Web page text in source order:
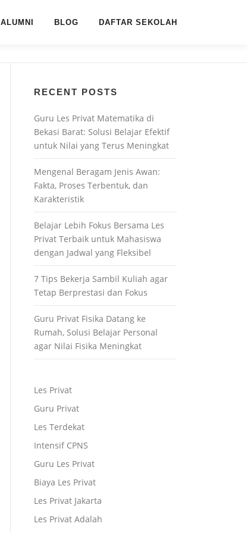
BLOG DAFTAR SEKOLAH
RECENT POSTS
Guru Les Privat Matematika di
Bekasi Barat: Solusi Belajar Efektif
untuk Nilai yang Terus Meningkat
Mengenal Beragam Jenis Awan:
Fakta, Proses Terbentuk, dan
Karakteristik
Belajar Lebih Fokus Bersama Les
Privat Terbaik untuk Mahasiswa
dengan Jadwal yang Fleksibel
7 Tips Bekerja Sambil Kuliah agar
Tetap Berprestasi dan Fokus
Guru Privat Fisika Datang ke
Rumah, Solusi Belajar Personal
agar Nilai Fisika Meningkat
Les Privat
Guru Privat
Les Terdekat
Intensif CPNS
Guru Les Privat
Biaya Les Privat
Les Privat Jakarta
Les Privat Adalah